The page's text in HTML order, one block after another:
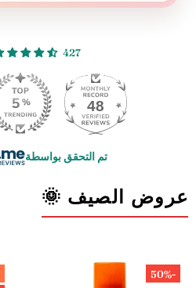
427 مراجعة
48
تم التحقق بواسطة
عروض الصيف 🌞
-50%